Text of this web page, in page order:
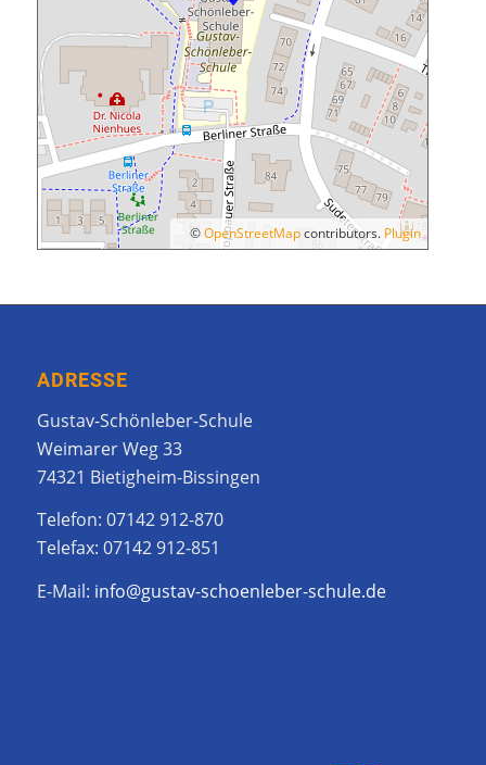
©OpenStreetMapcontributors. Plugin
ADRESSE
Gustav-Schönleber-Schule
Weimarer Weg 33
74321 Bietigheim-Bissingen
Telefon: 07142 912-870
Telefax: 07142 912-851
E-Mail: info@gustav-schoenleber-schule.de